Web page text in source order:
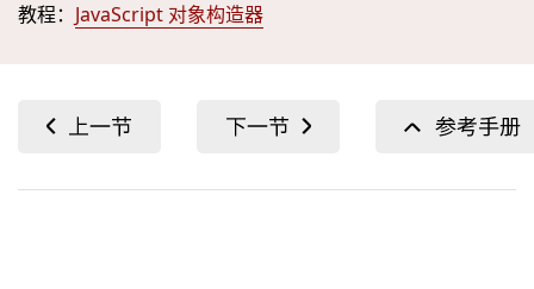
教程： JavaScript 对象构造器